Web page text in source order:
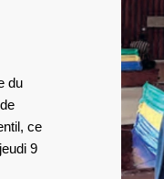
du
ce
9